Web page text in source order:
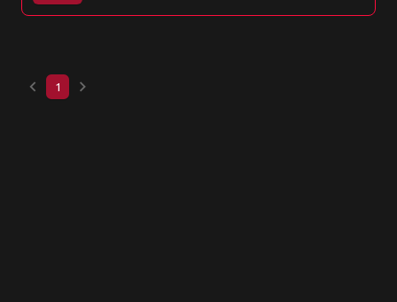
keyboard_arrow_left 1 keyboard_arrow_right